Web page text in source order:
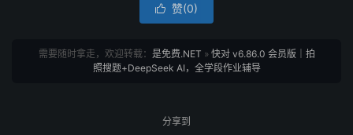
 赞(0)
需要随时拿走，欢迎转载： 是免费.NET » 快对 v6.86.0 会员版｜拍
照搜题+DeepSeek AI，全学段作业辅导
分享到